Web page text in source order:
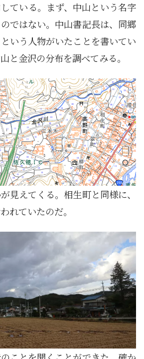
ている。まず、中山という名字
ではない。中山書記長は、同郷
いう人物がいたことを書いてい
と金沢の分布を調べてみる。
見えてくる。相生町と同様に、
れていたのだ。